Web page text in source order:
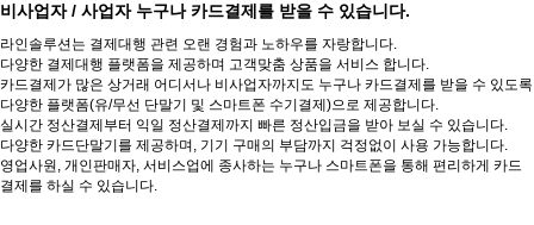
비사업자 / 사업자 누구나 카드결제를 받을 수 있습니다.
라인솔루션는 결제대행 관련 오랜 경험과 노하우를 자랑합니다.
다양한 결제대행 플랫폼을 제공하며 고객맞춤 상품을 서비스 합니다.
카드결제가 많은 상거래 어디서나 비사업자까지도 누구나 카드결제를 받을 수 있도록
다양한 플랫폼(유/무선 단말기 및 스마트폰 수기결제)으로 제공합니다.
실시간 정산결제부터 익일 정산결제까지 빠른 정산입금을 받아 보실 수 있습니다.
다양한 카드단말기를 제공하며, 기기 구매의 부담까지 걱정없이 사용 가능합니다.
영업사원, 개인판매자, 서비스업에 종사하는 누구나 스마트폰을 통해 편리하게 카드
결제를 하실 수 있습니다.